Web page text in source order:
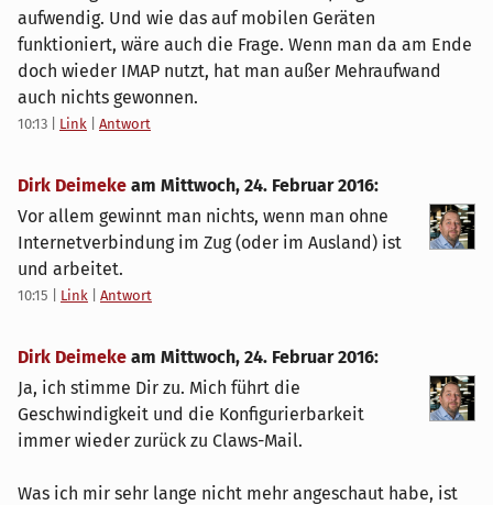
aufwendig. Und wie das auf mobilen Geräten
funktioniert, wäre auch die Frage. Wenn man da am Ende
doch wieder IMAP nutzt, hat man außer Mehraufwand
auch nichts gewonnen.
10:13 Link Antwort
Dirk Deimeke am Mittwoch, 24. Februar 2016:
Vor allem gewinnt man nichts, wenn man ohne
Internetverbindung im Zug (oder im Ausland) ist
und arbeitet.
10:15 Link Antwort
Dirk Deimeke am Mittwoch, 24. Februar 2016:
Ja, ich stimme Dir zu. Mich führt die
Geschwindigkeit und die Konfigurierbarkeit
immer wieder zurück zu Claws-Mail.
Was ich mir sehr lange nicht mehr angeschaut habe, ist